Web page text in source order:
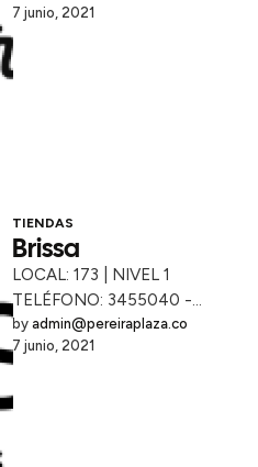
7 junio, 2021
TIENDAS
Brissa
LOCAL: 173 | NIVEL 1
TELÉFONO: 3455040 -
3176221973
by admin@pereiraplaza.co
7 junio, 2021